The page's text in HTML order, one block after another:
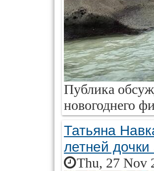
Публика
новогоднего
Татьяна
летней
Thu, 27 Nov